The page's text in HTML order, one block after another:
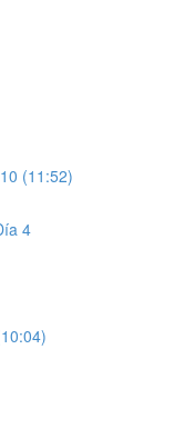
(11:52)
4